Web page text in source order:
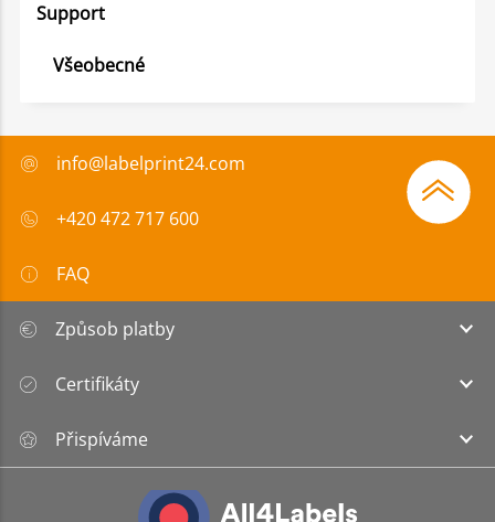
Support
Všeobecné
info@labelprint24.com
+420 472 717 600
FAQ
Způsob platby
Certifikáty
Přispíváme